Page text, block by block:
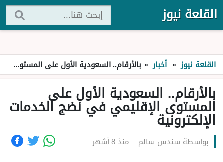
القلعة نيوز
القلعة نيوز » أخبار » بالأرقام.. السعودية الأول على المستوى الإقليمي في نضج الخدمات الإلكترونية
بالأرقام.. السعودية الأول على
المستوى الإقليمي في نضج الخدمات
الإلكترونية
بواسطة سندس سالم– منذ 8 أشهر